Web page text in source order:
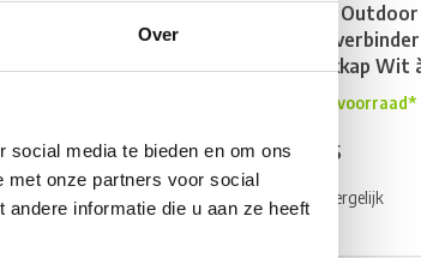
Over
media te bieden en om ons
met onze partners voor social
informatie die u aan ze heeft
Hoekverbinder rond met
afdekkap lichtbruin à 4
€2,95
Fjord Outdoor
afdekkap Wit
Op voorraad*
€2,95
Vergelijk